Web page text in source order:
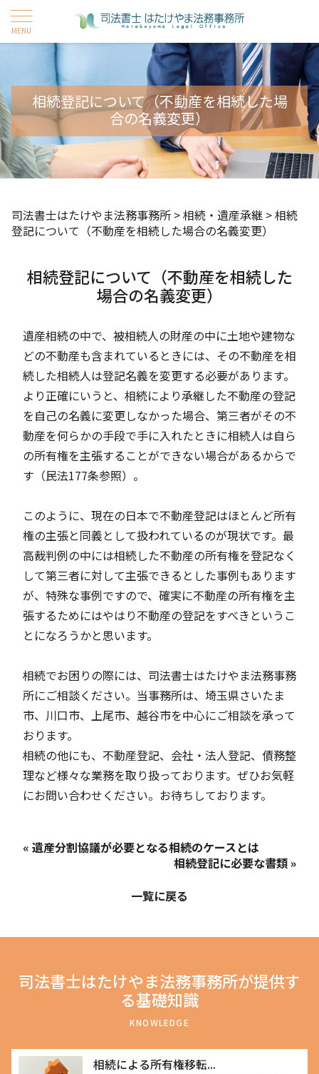
相続登記について（不動産を相続した場
合の名義変更）
司法書士はたけやま法務事務所 >相続・遺産承継 >相続
登記について（不動産を相続した場合の名義変更）
相続登記について（不動産を相続した
場合の名義変更）
遺産相続の中で、被相続人の財産の中に土地や建物な
どの不動産も含まれているときには、その不動産を相
続した相続人は登記名義を変更する必要があります。
より正確にいうと、相続により承継した不動産の登記
を自己の名義に変更しなかった場合、第三者がその不
動産を何らかの手段で手に入れたときに相続人は自ら
の所有権を主張することができない場合があるからで
す（民法177条参照）。
このように、現在の日本で不動産登記はほとんど所有
権の主張と同義として扱われているのが現状です。最
高裁判例の中には相続した不動産の所有権を登記なく
して第三者に対して主張できるとした事例もあります
が、特殊な事例ですので、確実に不動産の所有権を主
張するためにはやはり不動産の登記をすべきというこ
とになろうかと思います。
相続でお困りの際には、司法書士はたけやま法務事務
所にご相談ください。当事務所は、埼玉県さいたま
市、川口市、上尾市、越谷市を中心にご相談を承って
おります。
相続の他にも、不動産登記、会社・法人登記、債務整
理など様々な業務を取り扱っております。ぜひお気軽
にお問い合わせください。お待ちしております。
« 遺産分割協議が必要となる相続のケースとは
相続登記に必要な書類 »
一覧に戻る
司法書士はたけやま法務事務所が提供す
る基礎知識
KNOWLEDGE
相続による所有権移転...